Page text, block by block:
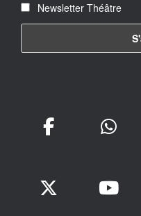
Newsletter Théâtre